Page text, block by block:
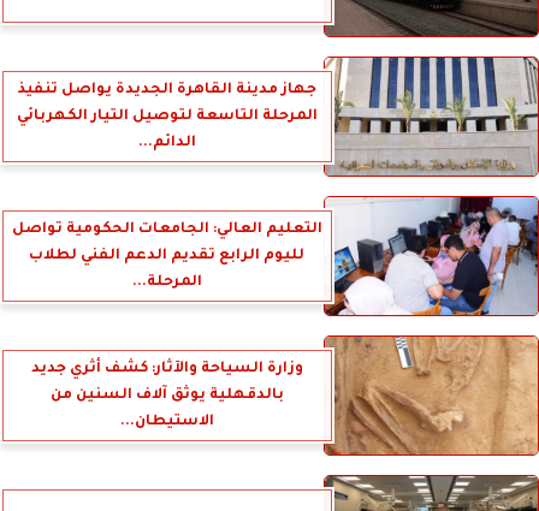
جهاز مدينة القاهرة الجديدة يواصل تنفيذ
المرحلة التاسعة لتوصيل التيار الكهربائي
الدائم...
التعليم العالي: الجامعات الحكومية تواصل
لليوم الرابع تقديم الدعم الفني لطلاب
المرحلة...
وزارة السياحة والآثار: كشف أثري جديد
بالدقهلية يوثق آلاف السنين من
الاستيطان...